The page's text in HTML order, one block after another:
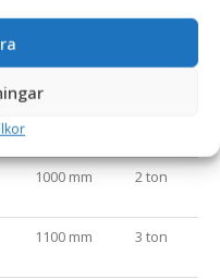
1000 mm 2 ton
1100 mm 3 ton